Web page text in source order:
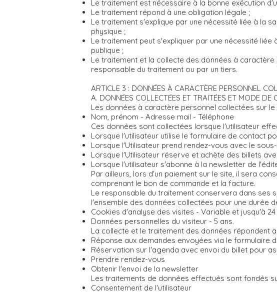
Le traitement est nécessaire à la bonne exécution
Le traitement répond à une obligation légale ;
Le traitement s'explique par une nécessité liée à la
physique ;
Le traitement peut s'expliquer par une nécessité
publique ;
Le traitement et la collecte des données à
responsable du traitement ou par un tiers.
ARTICLE 3 : DONNÉES À CARACTÈRE PERSONNEL
A. DONNÉES COLLECTÉES ET TRAITÉES ET MODE DE
Les données à caractère personnel collectées sur
Nom, prénom - Adresse mail - Téléphone
Ces données sont collectées lorsque l'utilisateur
Lorsque l'utilisateur utilise le formulaire de contact
Lorsque l'Utilisateur prend rendez-vous avec le
Lorsque l'Utilisateur réserve et achète des billets
Lorsque l'utilisateur s'abonne à la newsletter de
Par ailleurs, lors d'un paiement sur le site, il sera
comprenant le bon de commande et la facture.
Le responsable du traitement conservera dans ses
l'ensemble des données collectées pour une durée
Cookies d'analyse des visites - Variable et jusqu'à
Données personnelles du visiteur - 5 ans.
La collecte et le traitement des données répondent
Réponse aux demandes envoyées via le formulaire
Réservation sur l'agenda avec envoi du billet pour
Prendre rendez-vous
Obtenir l'envoi de la newsletter
Les traitements de données effectués sont fondés
Consentement de l'utilisateur